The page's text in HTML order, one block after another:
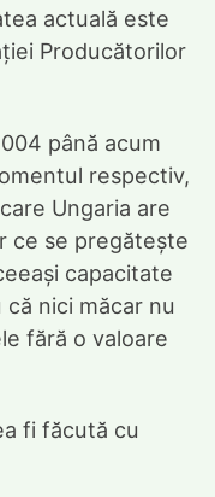
actuală este
Producătorilor
până acum
respectiv,
Ungaria are
ce se pregătește
capacitate
nici măcar nu
fără o valoare
fi făcută cu